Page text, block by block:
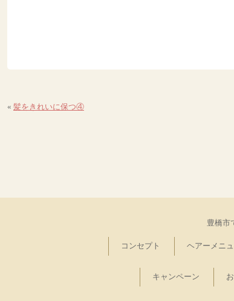
« 髪をきれいに保つ④
豊橋市
コンセプト ヘアーメニ
キャンペーン